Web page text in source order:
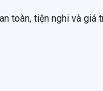
toàn, tiện nghi và giá